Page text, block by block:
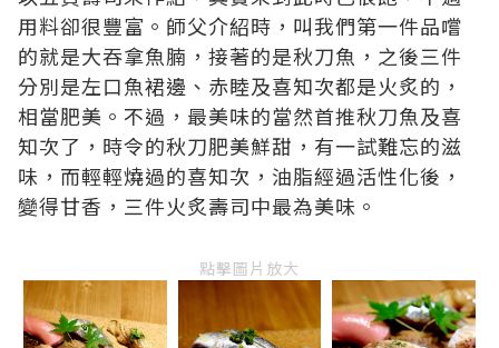
用料卻很豐富。師父介紹時，叫我們第一件品嚐
的就是大吞拿魚腩，接著的是秋刀魚，之後三件
分別是左口魚裙邊、赤睦及喜知次都是火炙的，
相當肥美。不過，最美味的當然首推秋刀魚及喜
知次了，時令的秋刀肥美鮮甜，有一試難忘的滋
味，而輕輕燒過的喜知次，油脂經過活性化後，
變得甘香，三件火炙壽司中最為美味。
點擊圖片放大